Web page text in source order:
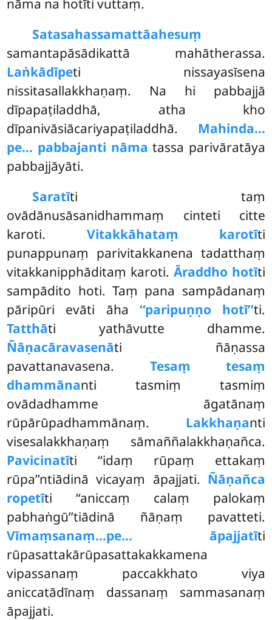
nāma na hotīti vuttaṃ.
Satasahassamattāahesuṃ
samantapāsādikattā mahātherassa.
Laṅkādīpeti nissayasīsena
nissitasallakkhaṇaṃ. Na hi pabbajjā
dīpapaṭiladdhā, atha kho
dīpanivāsiācariyapaṭiladdhā. Mahinda…
pe… pabbajanti nāma tassa parivāratāya
pabbajjāyāti.
Saratīti taṃ
ovādānusāsanidhammaṃ cinteti citte
karoti. Vitakkāhataṃ karotīti
punappunaṃ parivitakkanena tadatthaṃ
vitakkanipphāditaṃ karoti. Āraddho hotīti
sampādito hoti. Taṃ pana sampādanaṃ
pāripūri evāti āha ‘‘paripuṇṇo hotī’’ti.
Tatthāti yathāvutte dhamme.
Ñāṇacāravasenāti ñāṇassa
pavattanavasena. Tesaṃ tesaṃ
dhammānanti tasmiṃ tasmiṃ
ovādadhamme āgatānaṃ
rūpārūpadhammānaṃ. Lakkhaṇanti
visesalakkhaṇaṃ sāmaññalakkhaṇañca.
Pavicinatīti ‘‘idaṃ rūpaṃ ettakaṃ
rūpa’’ntiādinā vicayaṃ āpajjati. Ñāṇañca
ropetīti ‘‘aniccaṃ calaṃ palokaṃ
pabhaṅgū’’tiādinā ñāṇaṃ pavatteti.
Vīmaṃsanaṃ…pe… āpajjatīti
rūpasattakārūpasattakakkamena
vipassanaṃ paccakkhato viya
aniccatādīnaṃ dassanaṃ sammasanaṃ
āpajjati.